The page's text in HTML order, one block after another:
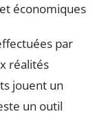
économiques
par
réalités
jouent un
un outil